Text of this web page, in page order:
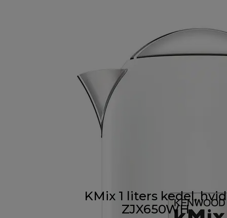
KMix 1 liters kedel, hvid
ZJX650WH